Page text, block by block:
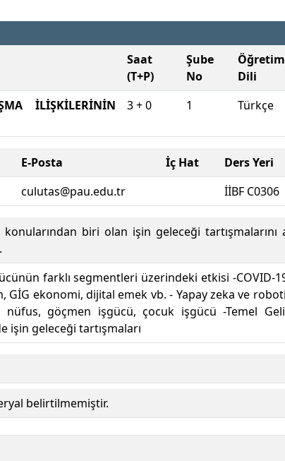
Saat
(T+P)
Şube
No
Öğretim
Dili
İLİŞKİLERİNİN
3 + 0 1 Türkçe
E-Posta İç Hat Ders Yeri
culutas@pau.edu.tr İİBF C0306
biri olan işin geleceği
farklı segmentleri üzerindeki etkisi -COVID-
GİG ekonomi, dijital emek vb. - Yapay zeka ve
göçmen işgücü, çocuk işgücü -Temel
işin geleceği tartışmaları
belirtilmemiştir.